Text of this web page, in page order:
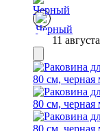
11 августа